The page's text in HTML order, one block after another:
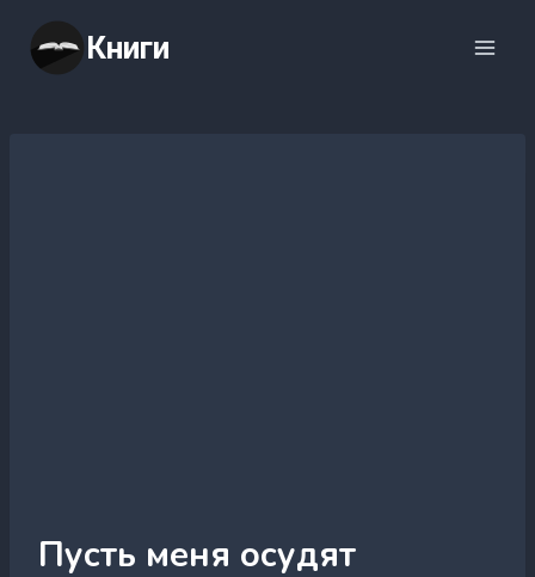
содержимому
Книги
Пусть меня осудят